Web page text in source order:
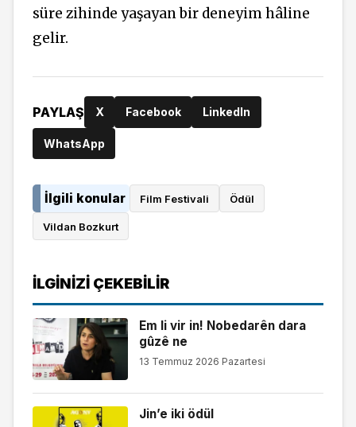
süre zihinde yaşayan bir deneyim hâline
gelir.
PAYLAŞ X Facebook LinkedIn
WhatsApp
İlgili konular Film Festivali Ödül
Vildan Bozkurt
İLGINIZI ÇEKEBILIR
Em li vir in! Nobedarên dara
gûzê ne
13 Temmuz 2026 Pazartesi
Jin’e iki ödül